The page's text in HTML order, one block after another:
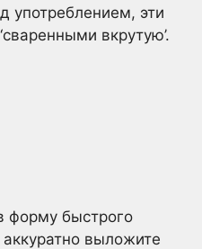
употреблением, эти
вкрутую’.
форму быстрого
выложите